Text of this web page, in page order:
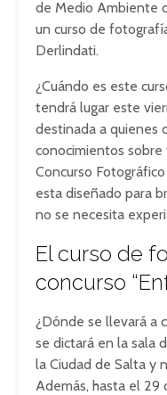
de Medio Ambiente
un curso de
Derlindati.
¿Cuándo es este
tendrá lugar este
destinada a quienes
conocimientos
Concurso
esta diseñado para
no se necesita
El curso de
concurso
¿Dónde se llevará a
se dictará en la sala
la Ciudad de Salta y
Además, hasta el 29